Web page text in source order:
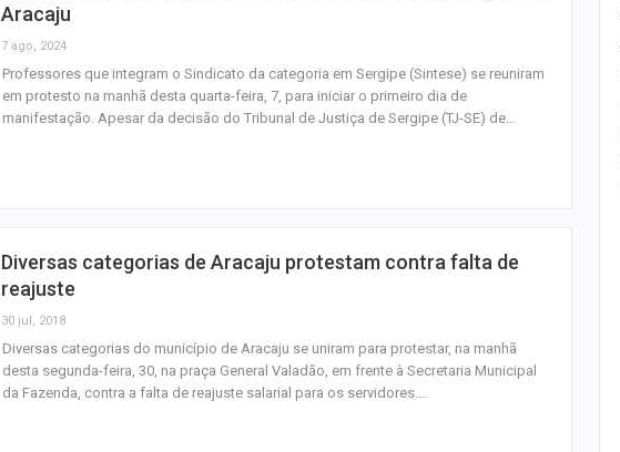
Aracaju
7 ago, 2024
Professores que integram o Sindicato da categoria em Sergipe (Sintese) se reuniram
em protesto na manhã desta quarta-feira, 7, para iniciar o primeiro dia de
manifestação. Apesar da decisão do Tribunal de Justiça de Sergipe (TJ-SE) de…
Diversas categorias de Aracaju protestam contra falta de
reajuste
30 jul, 2018
Diversas categorias do município de Aracaju se uniram para protestar, na manhã
desta segunda-feira, 30, na praça General Valadão, em frente à Secretaria Municipal
da Fazenda, contra a falta de reajuste salarial para os servidores.…